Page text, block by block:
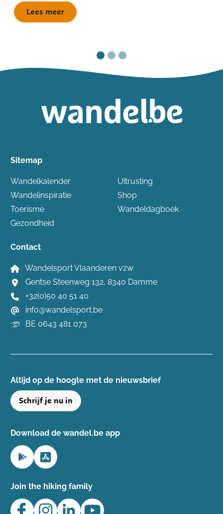
Lees meer
Sitemap
Wandelkalender
Wandelinspiratie
Toerisme
Gezondheid
Uitrusting
Shop
Wandeldagboek
Contact
Wandelsport Vlaanderen vzw
Gentse Steenweg 132, 8340 Damme
+32(0)50 40 51 40
info@wandelsport.be
BE 0643 481 073
Altijd op de hoogte ​met de nieuwsbrief
Schrijf je nu in
Download de wandel.be app
Join the hiking family